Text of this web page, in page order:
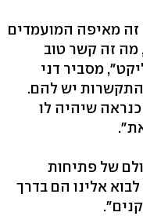
מאיפה המועמדים
מה זה קשר טוב
מסביר דני
התקשרות יש להם.
שיהיה לו
של פתיחות
אלינו הם בדרך